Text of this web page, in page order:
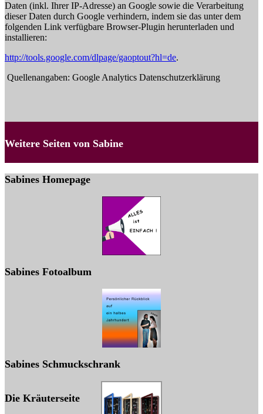
Daten (inkl. Ihrer IP-Adresse) an Google sowie die Verarbeitung
dieser Daten durch Google verhindern, indem sie das unter dem
folgenden Link verfügbare Browser-Plugin herunterladen und
installieren:
http://tools.google.com/dlpage/gaoptout?hl=de.
Quellenangaben: Google Analytics Datenschutzerklärung
Weitere Seiten von Sabine
Sabines Homepage
Sabines Fotoalbum
Sabines Schmuckschrank
Die Kräuterseite